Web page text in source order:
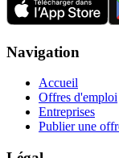
Navigation
Accueil
Offres d'emploi
Entreprises
Publier une